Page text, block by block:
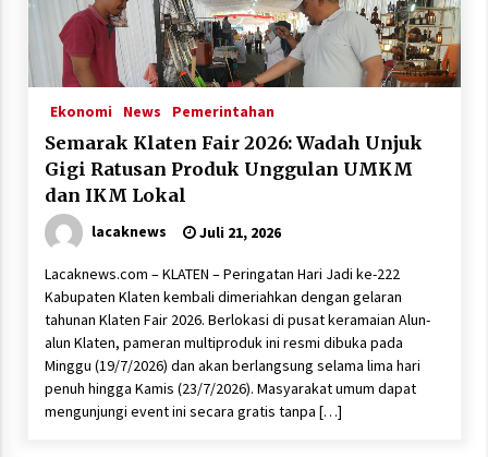
Ekonomi News Pemerintahan
Semarak Klaten Fair 2026: Wadah Unjuk
Gigi Ratusan Produk Unggulan UMKM
dan IKM Lokal
lacaknews Juli 21, 2026
Lacaknews.com – KLATEN – Peringatan Hari Jadi ke-222
Kabupaten Klaten kembali dimeriahkan dengan gelaran
tahunan Klaten Fair 2026. Berlokasi di pusat keramaian Alun-
alun Klaten, pameran multiproduk ini resmi dibuka pada
Minggu (19/7/2026) dan akan berlangsung selama lima hari
penuh hingga Kamis (23/7/2026). Masyarakat umum dapat
mengunjungi event ini secara gratis tanpa […]